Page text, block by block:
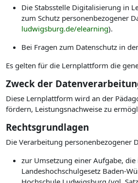
Die Stabsstelle Digitalisierung in
zum Schutz personenbezogener
ludwigsburg.de/elearning).
Bei Fragen zum Datenschutz in
Es gelten für die Lernplattform die
Zweck der
Diese Lernplattform wird an der
fördern, Leistungsnachweise zu
Rechtsgrundlagen
Die Verarbeitung personenbezogener
zur Umsetzung einer Aufgabe,
Landeshochschulgesetz Baden-